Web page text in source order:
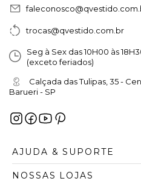
trocas@qvestido.com.br
Seg à Sex das 10H00 às
(exceto feriados)
Calçada das Tulipas, 35 -
Barueri - SP
AJUDA & SUPORTE
NOSSAS LOJAS